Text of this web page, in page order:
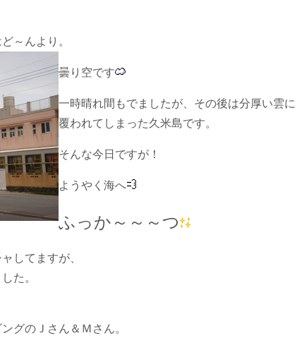
～んより。
曇り空です
一時晴れ間もでましたが、その後は分厚い雲に
覆われてしまった久米島です。
そんな今日ですが！
ようやく海へ
ふっか～～～つ
してますが、
た。
グのＪさん＆Ｍさん。